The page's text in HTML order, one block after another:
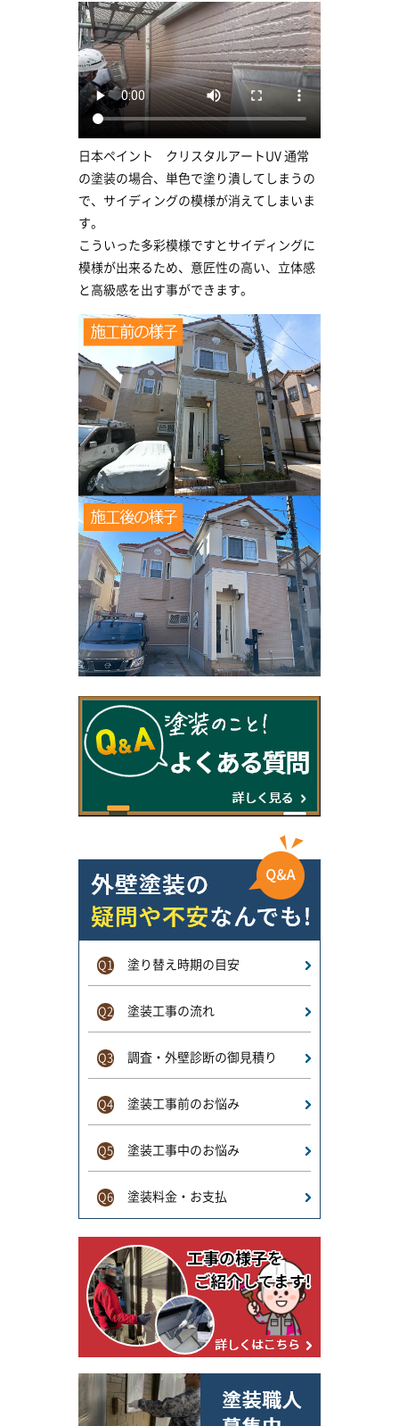
日本ペイント クリスタルアートUV 通常
の塗装の場合、単色で塗り潰してしまうの
で、サイディングの模様が消えてしまいま
す。
こういった多彩模様ですとサイディングに
模様が出来るため、意匠性の高い、立体感
と高級感を出す事ができます。
Q1 塗り替え時期の目安
Q2 塗装工事の流れ
Q3 調査・外壁診断の御見積り
Q4 塗装工事前のお悩み
Q5 塗装工事中のお悩み
Q6 塗装料金・お支払